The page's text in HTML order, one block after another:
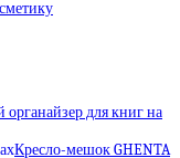
для книг на
Кресло-мешок GHENTA